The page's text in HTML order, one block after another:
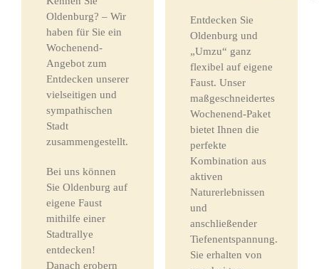
Oldenburg? – Wir
haben für Sie ein
Wochenend-
Angebot zum
Entdecken unserer
vielseitigen und
sympathischen
Stadt
zusammengestellt.
Bei uns können
Sie Oldenburg auf
eigene Faust
mithilfe einer
Stadtrallye
entdecken!
Danach erobern
Entdecken Sie
Oldenburg und
„Umzu“ ganz
flexibel auf eigene
Faust. Unser
maßgeschneidertes
Wochenend-Paket
bietet Ihnen die
perfekte
Kombination aus
aktiven
Naturerlebnissen
und
anschließender
Tiefenentspannung.
Sie erhalten von